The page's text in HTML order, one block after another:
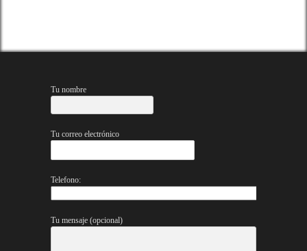
Tu nombre
Tu correo electrónico
Telefono:
Tu mensaje (opcional)